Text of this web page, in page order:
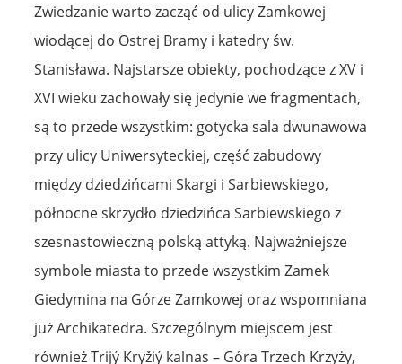
Zwiedzanie warto zacząć od ulicy Zamkowej
wiodącej do Ostrej Bramy i katedry św.
Stanisława. Najstarsze obiekty, pochodzące z XV i
XVI wieku zachowały się jedynie we fragmentach,
są to przede wszystkim: gotycka sala dwunawowa
przy ulicy Uniwersyteckiej, część zabudowy
między dziedzińcami Skargi i Sarbiewskiego,
północne skrzydło dziedzińca Sarbiewskiego z
szesnastowieczną polską attyką. Najważniejsze
symbole miasta to przede wszystkim Zamek
Giedymina na Górze Zamkowej oraz wspomniana
już Archikatedra. Szczególnym miejscem jest
również Trijý Kryžiý kalnas – Góra Trzech Krzyży,